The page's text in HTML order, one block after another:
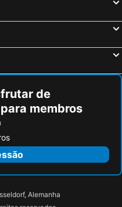
de
membros
Alemanha